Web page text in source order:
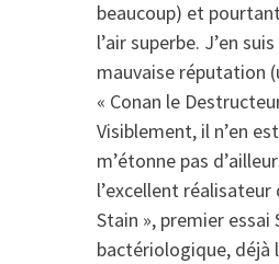
beaucoup) et
l’air superbe. J’en
mauvaise réputation
« Conan le
Visiblement, il n’en
m’étonne pas
l’excellent
Stain », premier essai
bactériologique, déjà